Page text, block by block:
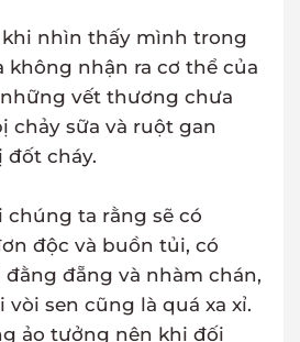
nhìn thấy mình trong
nhận ra cơ thể của
vết thương chưa
chảy sữa và ruột gan
đốt cháy.
chúng ta rằng sẽ có
độc và buồn tủi, có
đẵng và nhàm chán,
sen cũng là quá xa xỉ.
ảo tưởng nên khi đối